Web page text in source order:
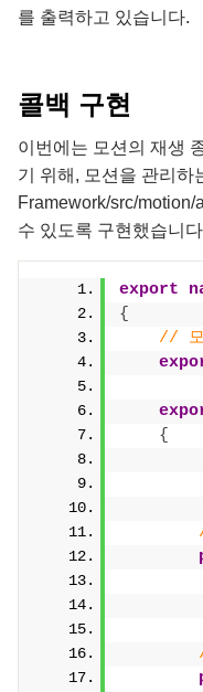
를 출력하고 있습니다.
콜백 구현
이번에는 모션의 재생
기 위해, 모션을 관리하
Framework/src/
수 있도록 구현했습니
export
{
// 모
{